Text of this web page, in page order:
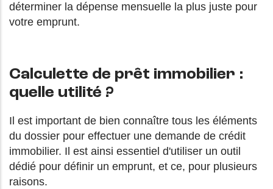
déterminer la dépense mensuelle la plus juste pour
votre emprunt.
Calculette de prêt immobilier :
quelle utilité ?
Il est important de bien connaître tous les éléments
du dossier pour effectuer une demande de crédit
immobilier. Il est ainsi essentiel d'utiliser un outil
dédié pour définir un emprunt, et ce, pour plusieurs
raisons.